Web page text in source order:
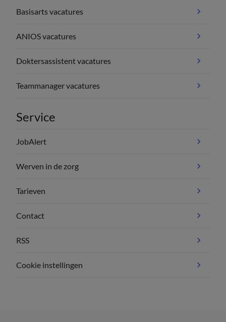
Basisarts vacatures
ANIOS vacatures
Doktersassistent vacatures
Teammanager vacatures
Service
JobAlert
Werven in de zorg
Tarieven
Contact
RSS
Cookie instellingen